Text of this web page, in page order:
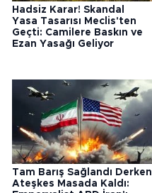
Hadsiz Karar! Skandal
Yasa Tasarısı Meclis'ten
Geçti: Camilere Baskın ve
Ezan Yasağı Geliyor
Tam Barış Sağlandı Derken
Ateşkes Masada Kaldı: